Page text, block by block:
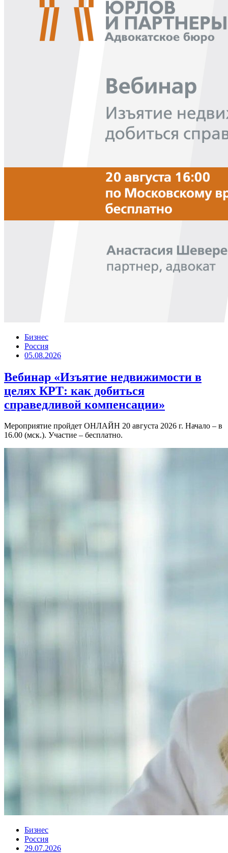
Бизнес
Россия
05.08.2026
Вебинар «Изъятие недвижимости в
целях КРТ: как добиться
справедливой компенсации»
Мероприятие пройдет ОНЛАЙН 20 августа 2026 г. Начало – в
16.00 (мск.). Участие – бесплатно.
Бизнес
Россия
29.07.2026